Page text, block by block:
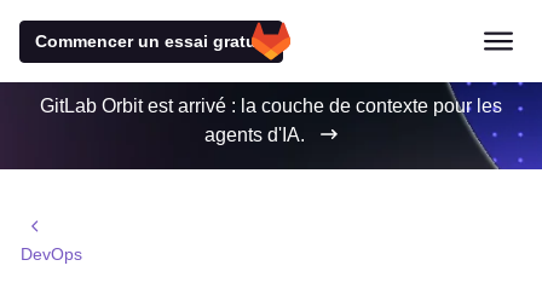
Commencer un essai gratuit
GitLab Orbit est arrivé : la couche de contexte pour les
agents d'IA.
DevOps